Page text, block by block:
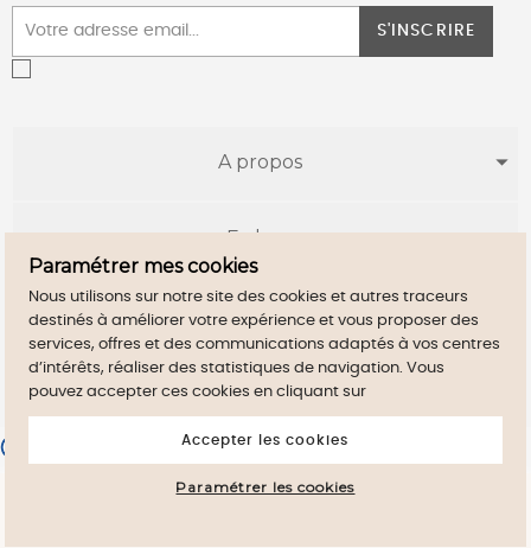
S'INSCRIRE
A propos
E-shop
Infos utiles
Merchant approved by Guaranteed Reviews Company,
to display attestation.
Paramétrer mes cookies
Nous utilisons sur notre site des cookies et autres traceurs
destinés à améliorer votre expérience et vous proposer des
services, offres et des communications adaptés à vos centres
d’intérêts, réaliser des statistiques de navigation. Vous
pouvez accepter ces cookies en cliquant sur
Accepter les cookies
Paramétrer les cookies